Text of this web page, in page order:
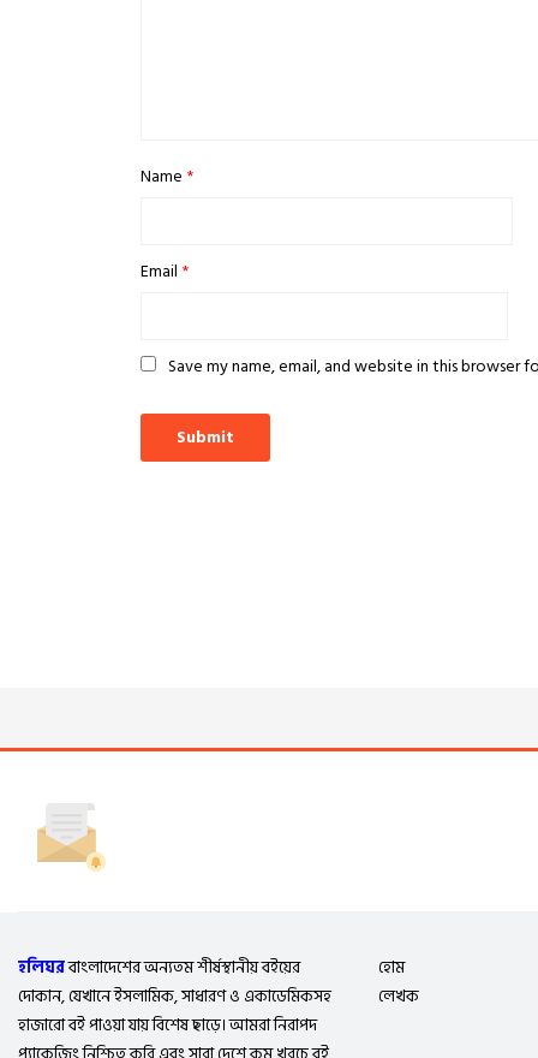
Name *
Email *
Save my name, email, and website in this browser
হলিঘরবাংলাদেশের অন্যতম শীর্ষস্থানীয় বইয়ের
দোকান, যেখানে ইসলামিক, সাধারণ ও একাডেমিকসহ
হাজারো বই পাওয়া যায় বিশেষ ছাড়ে। আমরা নিরাপদ
হোম
লেখক